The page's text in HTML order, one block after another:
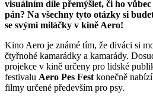
visuálním díle přemýšlet, či ho
pán? Na všechny tyto otázky si
se svými miláčky v kině Aero!
Kino Aero je známé tím, že diváci si
čtyřnohé kamarádky a kamarády.
projekce v kině určeny pro lidské
festivalu Aero Pes Festkonečně
filmy určené především pro psy.